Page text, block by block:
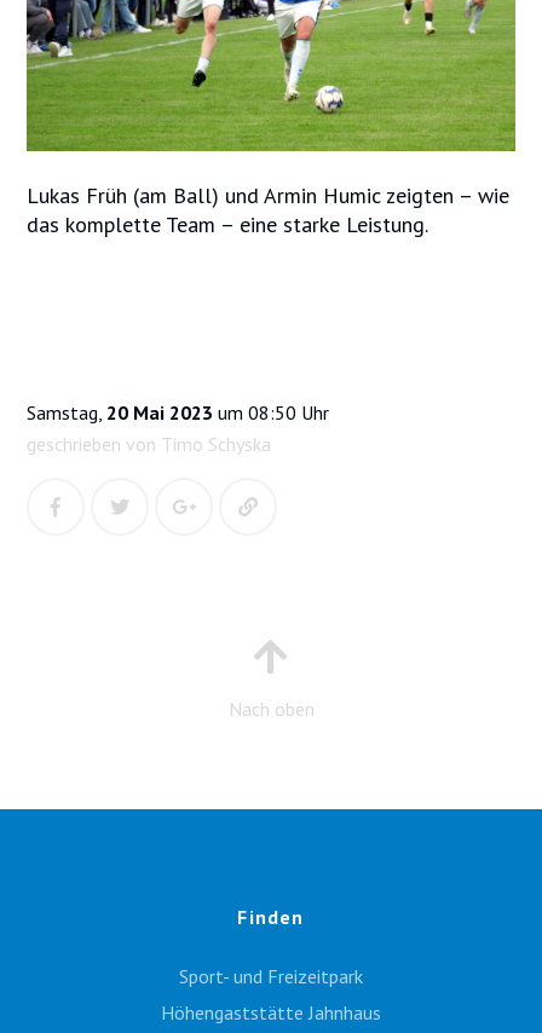
Lukas Früh (am Ball) und Armin Humic zeigten – wie
das komplette Team – eine starke Leistung.
Samstag, 20 Mai 2023 um 08:50 Uhr
geschrieben von Timo Schyska
Nach oben
Finden
Sport- und Freizeitpark
Höhengaststätte Jahnhaus